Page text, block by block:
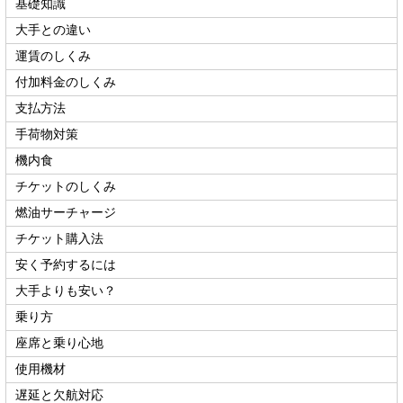
基礎知識
大手との違い
運賃のしくみ
付加料金のしくみ
支払方法
手荷物対策
機内食
チケットのしくみ
燃油サーチャージ
チケット購入法
安く予約するには
大手よりも安い？
乗り方
座席と乗り心地
使用機材
遅延と欠航対応